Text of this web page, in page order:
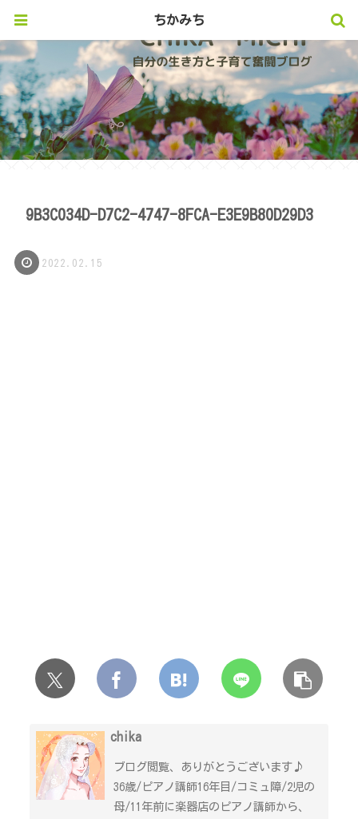
9B3C034D-D7C2-4747-8FCA-E3E9B80D29D3
2022.02.15
chika
ブログ閲覧、ありがとうございます♪
36歳/ピアノ講師16年目/コミュ障/2児の
母/11年前に楽器店のピアノ講師から、
ちかみち